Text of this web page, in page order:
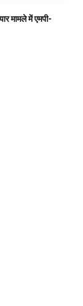
मामले में एमपी-